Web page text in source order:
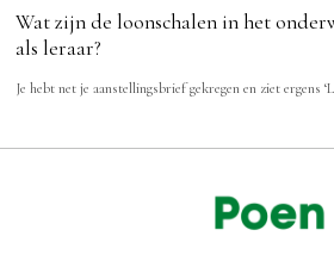
Wat zijn de loonschalen in het
als leraar?
Je hebt net je aanstellingsbrief gekregen en ziet ergens